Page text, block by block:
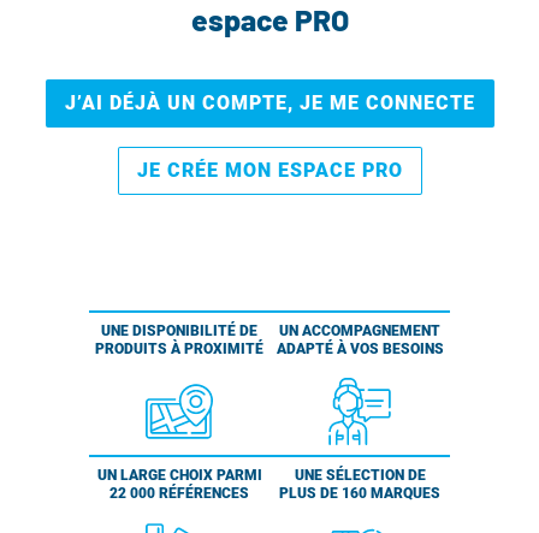
espace PRO
J’AI DÉJÀ UN COMPTE, JE ME CONNECTE
JE CRÉE MON ESPACE PRO
UNE DISPONIBILITÉ DE
PRODUITS À PROXIMITÉ
UN ACCOMPAGNEMENT
ADAPTÉ À VOS BESOINS
UN LARGE CHOIX PARMI
22 000 RÉFÉRENCES
UNE SÉLECTION DE
PLUS DE 160 MARQUES